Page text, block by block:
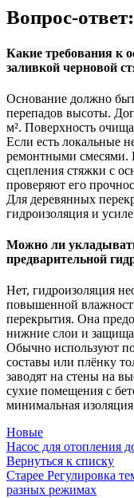
Вопрос-ответ:
Какие требования к
заливкой черновой
Основание должно
перепадов высоты.
м². Поверхность
Если есть локальные
ремонтными смесями.
сцепления стяжки с
проверяют его
Для деревянных
гидроизоляция и
Можно ли
предварительной
Нет, гидроизоляция
повышенной
перекрытия. Она
нижние слои и
Обычно используют
составы или плёнку
заводят на стены на
сухие помещения с
минимальная
Новые
Насос для отопления
Вернуться к списку
Старее Регулировка
разных режимах